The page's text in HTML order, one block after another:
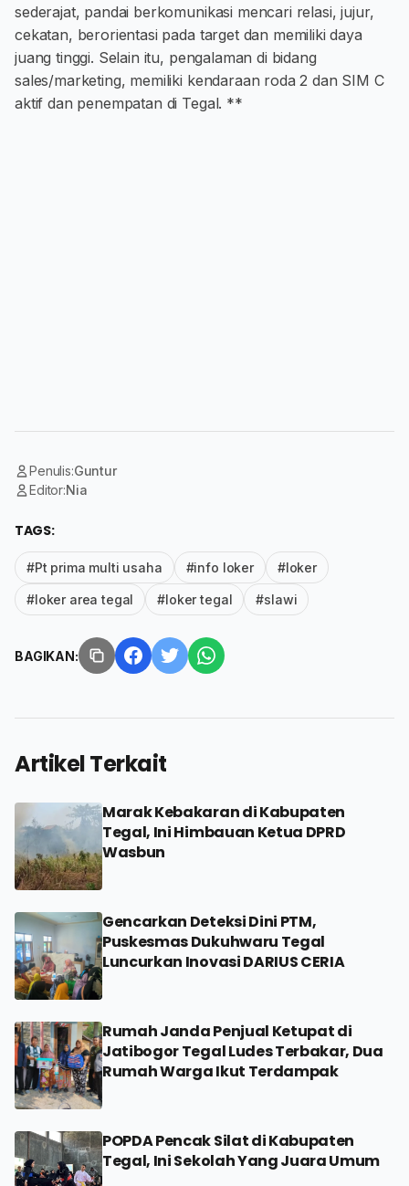
sederajat, pandai berkomunikasi mencari relasi, jujur,
cekatan, berorientasi pada target dan memiliki daya
juang tinggi. Selain itu, pengalaman di bidang
sales/marketing, memiliki kendaraan roda 2 dan SIM C
aktif dan penempatan di Tegal. **
Penulis:Guntur
Editor:Nia
TAGS:
#Pt prima multi usaha #info loker #loker
#loker area tegal #loker tegal #slawi
BAGIKAN:
Artikel Terkait
Marak Kebakaran di Kabupaten
Tegal, Ini Himbauan Ketua DPRD
Wasbun
Gencarkan Deteksi Dini PTM,
Puskesmas Dukuhwaru Tegal
Luncurkan Inovasi DARIUS CERIA
Rumah Janda Penjual Ketupat di
Jatibogor Tegal Ludes Terbakar, Dua
Rumah Warga Ikut Terdampak
POPDA Pencak Silat di Kabupaten
Tegal, Ini Sekolah Yang Juara Umum